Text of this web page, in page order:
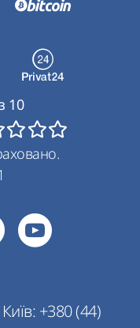
Київ: +380 (44)
10